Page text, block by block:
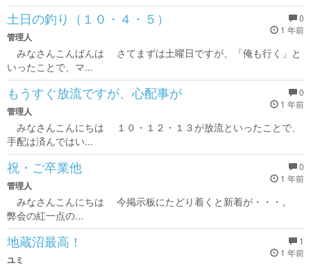
0
1 年前
土日の釣り（１０・４・５）
管理人
みなさんこんばんは さてまずは土曜日ですが、「俺も行く」と
いったことで、マ...
0
1 年前
もうすぐ放流ですが、心配事が
管理人
みなさんこんにちは １０・１２・１３が放流といったことで、
手配は済んではい...
0
1 年前
祝・ご卒業他
管理人
みなさんこんにちは 今掲示板にたどり着くと新着が・・・。
弊会の紅一点の...
1
1 年前
地蔵沼最高！
ユミ